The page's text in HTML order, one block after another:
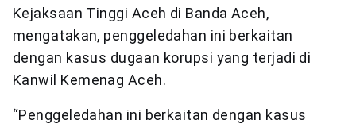
Kejaksaan Tinggi Aceh di Banda Aceh,
mengatakan, penggeledahan ini berkaitan
dengan kasus dugaan korupsi yang terjadi di
Kanwil Kemenag Aceh.
“Penggeledahan ini berkaitan dengan kasus